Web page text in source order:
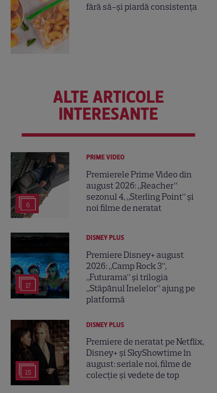
fără să-și piardă consistența
ALTE ARTICOLE
INTERESANTE
6
PRIME VIDEO
Premierele Prime Video din
august 2026: „Reacher”
sezonul 4, „Sterling Point” și
noi filme de neratat
17
DISNEY PLUS
Premiere Disney+ august
2026: „Camp Rock 3”,
„Futurama” și trilogia
„Stăpânul Inelelor” ajung pe
platformă
15
DISNEY PLUS
Premiere de neratat pe Netflix,
Disney+ și SkyShowtime în
august: seriale noi, filme de
colecție și vedete de top